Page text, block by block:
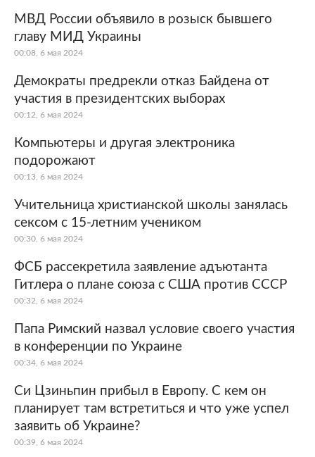
МВД России объявило в розыск бывшего
главу МИД Украины
00:08, 6 мая 2024
Демократы предрекли отказ Байдена от
участия в президентских выборах
00:12, 6 мая 2024
Компьютеры и другая электроника
подорожают
00:13, 6 мая 2024
Учительница христианской школы занялась
сексом с 15-летним учеником
00:30, 6 мая 2024
ФСБ рассекретила заявление адъютанта
Гитлера о плане союза с США против СССР
00:32, 6 мая 2024
Папа Римский назвал условие своего участия
в конференции по Украине
00:34, 6 мая 2024
Си Цзиньпин прибыл в Европу. С кем он
планирует там встретиться и что уже успел
заявить об Украине?
00:39, 6 мая 2024